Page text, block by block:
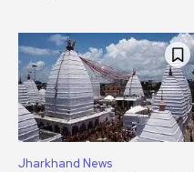
Jharkhand News